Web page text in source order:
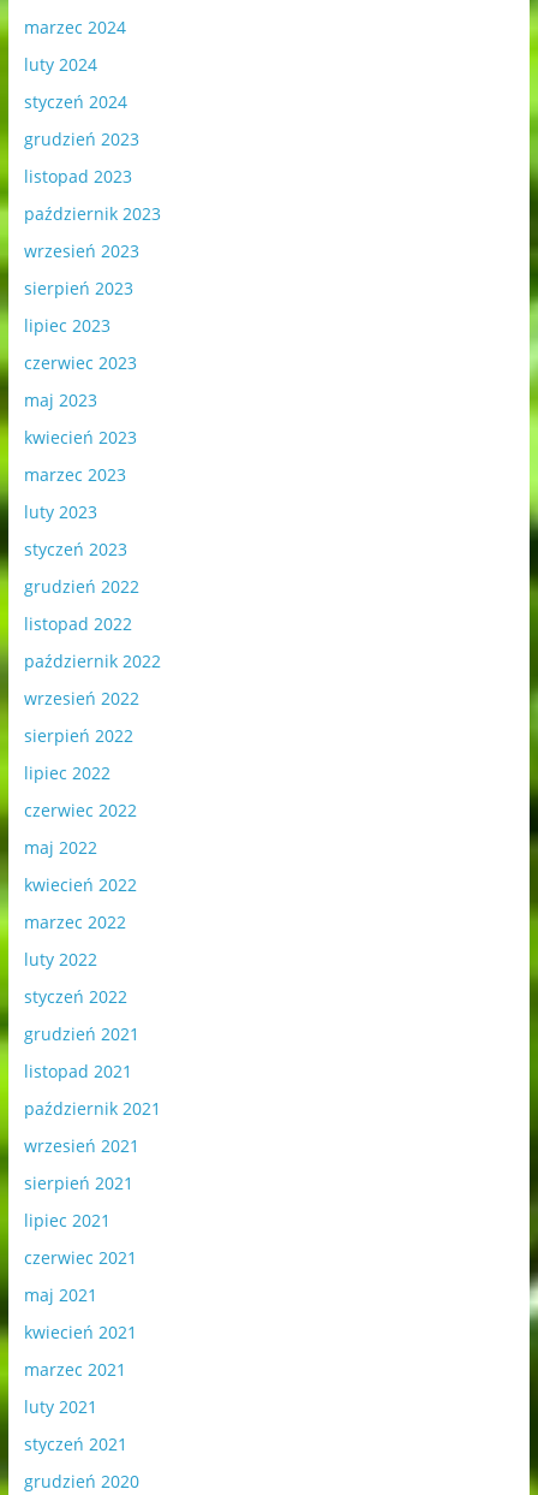
marzec 2024
luty 2024
styczeń 2024
grudzień 2023
listopad 2023
październik 2023
wrzesień 2023
sierpień 2023
lipiec 2023
czerwiec 2023
maj 2023
kwiecień 2023
marzec 2023
luty 2023
styczeń 2023
grudzień 2022
listopad 2022
październik 2022
wrzesień 2022
sierpień 2022
lipiec 2022
czerwiec 2022
maj 2022
kwiecień 2022
marzec 2022
luty 2022
styczeń 2022
grudzień 2021
listopad 2021
październik 2021
wrzesień 2021
sierpień 2021
lipiec 2021
czerwiec 2021
maj 2021
kwiecień 2021
marzec 2021
luty 2021
styczeń 2021
grudzień 2020